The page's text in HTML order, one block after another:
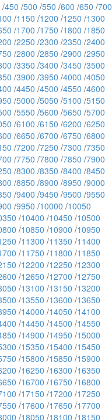
/450 /500 /550 /600 /650 /700
/1150 /1200 /1250 /1300
/1700 /1750 /1800 /1850
/2250 /2300 /2350 /2400
/2800 /2850 /2900 /2950
/3350 /3400 /3450 /3500
/3900 /3950 /4000 /4050
/4450 /4500 /4550 /4600
/5000 /5050 /5100 /5150
/5550 /5600 /5650 /5700
/6100 /6150 /6200 /6250
/6650 /6700 /6750 /6800
/7200 /7250 /7300 /7350
/7750 /7800 /7850 /7900
/8300 /8350 /8400 /8450
/8850 /8900 /8950 /9000
/9400 /9450 /9500 /9550
/9950 /10000 /10050
/10400 /10450 /10500
/10850 /10900 /10950
/11300 /11350 /11400
/11750 /11800 /11850
/12200 /12250 /12300
/12650 /12700 /12750
/13100 /13150 /13200
/13550 /13600 /13650
/14000 /14050 /14100
/14450 /14500 /14550
/14900 /14950 /15000
/15350 /15400 /15450
/15800 /15850 /15900
/16250 /16300 /16350
/16700 /16750 /16800
/17150 /17200 /17250
/17600 /17650 /17700
/18050 /18100 /18150